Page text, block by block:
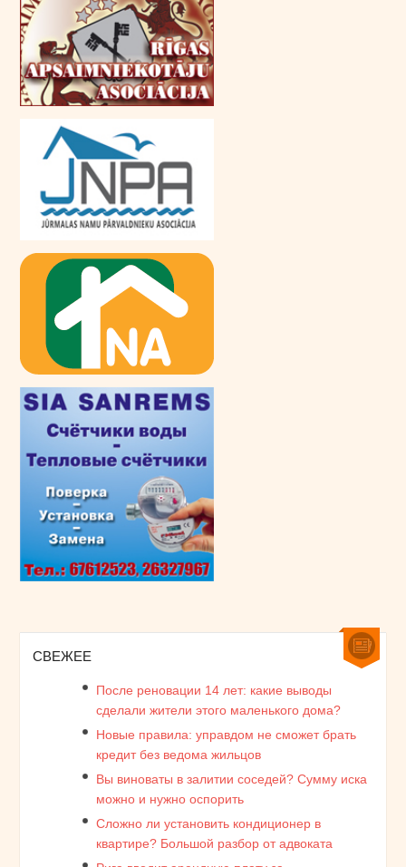
СВЕЖЕЕ
После реновации 14 лет: какие выводы
сделали жители этого маленького дома?
Новые правила: управдом не сможет брать
кредит без ведома жильцов
Вы виноваты в залитии соседей? Сумму иска
можно и нужно оспорить
Сложно ли установить кондиционер в
квартире? Большой разбор от адвоката